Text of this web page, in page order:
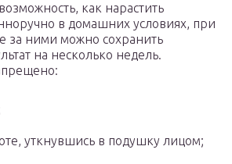
как нарастить
в домашних условиях, при
за ними можно сохранить
на несколько недель.
уткнувшись в подушку лицом;